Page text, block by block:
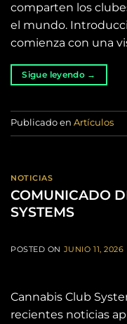
comparten los
el mundo.
comienza con una
Sigue leyendo →
Publicado en Artículos
NOTICIAS
COMUNICADO
SYSTEMS
POSTED ON JUNIO 11, 2026
Cannabis Club
recientes noticias